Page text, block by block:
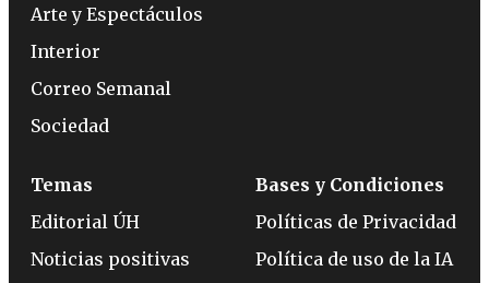
Arte y Espectáculos
Interior
Correo Semanal
Sociedad
Temas
Editorial ÚH
Noticias positivas
Bases y Condiciones
Políticas de Privacidad
Política de uso de la IA